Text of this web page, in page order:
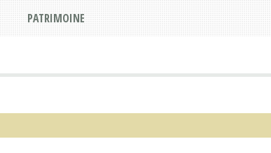
PATRIMOINE